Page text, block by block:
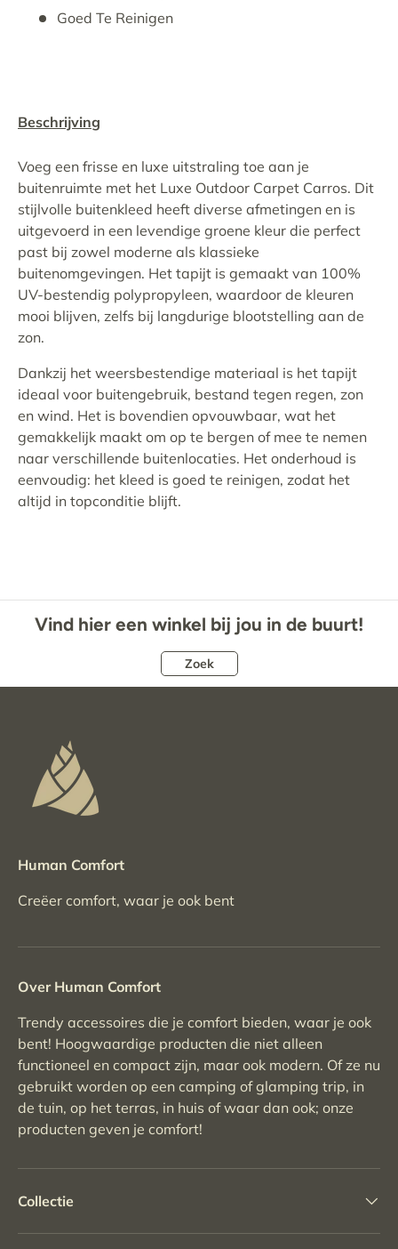
Goed Te Reinigen
Beschrijving
Voeg een frisse en luxe uitstraling toe aan je
buitenruimte met het Luxe Outdoor Carpet Carros. Dit
stijlvolle buitenkleed heeft diverse afmetingen en is
uitgevoerd in een levendige groene kleur die perfect
past bij zowel moderne als klassieke
buitenomgevingen. Het tapijt is gemaakt van 100%
UV-bestendig polypropyleen, waardoor de kleuren
mooi blijven, zelfs bij langdurige blootstelling aan de
zon.
Dankzij het weersbestendige materiaal is het tapijt
ideaal voor buitengebruik, bestand tegen regen, zon
en wind. Het is bovendien opvouwbaar, wat het
gemakkelijk maakt om op te bergen of mee te nemen
naar verschillende buitenlocaties. Het onderhoud is
eenvoudig: het kleed is goed te reinigen, zodat het
altijd in topconditie blijft.
Vind hier een winkel bij jou in de buurt!
Zoek
Human Comfort
Creëer comfort, waar je ook bent
Over Human Comfort
Trendy accessoires die je comfort bieden, waar je ook
bent! Hoogwaardige producten die niet alleen
functioneel en compact zijn, maar ook modern. Of ze nu
gebruikt worden op een camping of glamping trip, in
de tuin, op het terras, in huis of waar dan ook; onze
producten geven je comfort!
Collectie